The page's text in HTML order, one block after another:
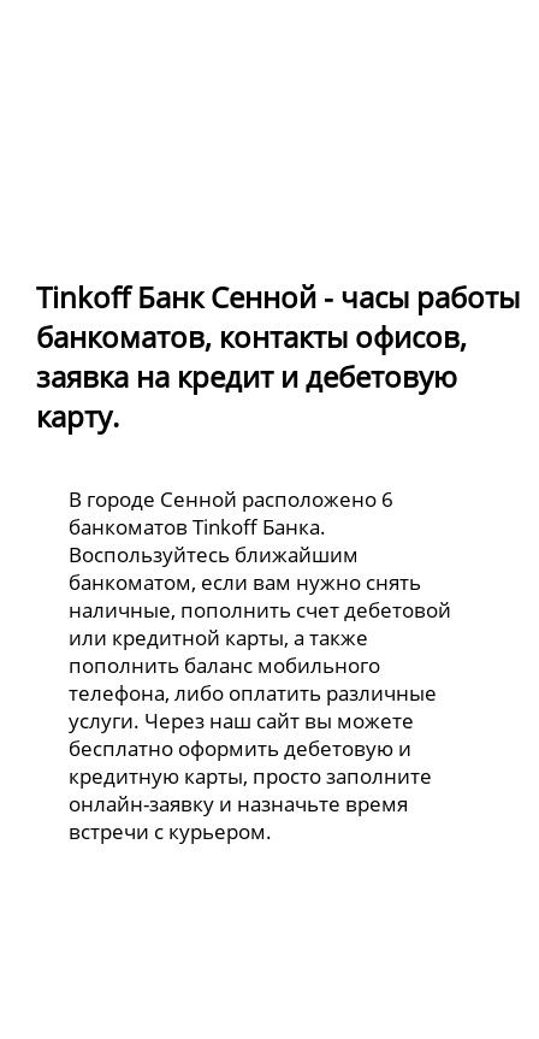
Tinkoff Банк Сенной - часы работы
банкоматов, контакты офисов,
заявка на кредит и дебетовую
карту.
В городе Сенной расположено 6
банкоматов Tinkoff Банка.
Воспользуйтесь ближайшим
банкоматом, если вам нужно снять
наличные, пополнить счет дебетовой
или кредитной карты, а также
пополнить баланс мобильного
телефона, либо оплатить различные
услуги. Через наш сайт вы можете
бесплатно оформить дебетовую и
кредитную карты, просто заполните
онлайн-заявку и назначьте время
встречи с курьером.